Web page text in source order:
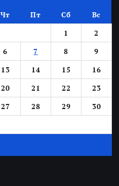
Чт Пт Сб
Вс
1
2
6 7 8
9
13 14 15
16
20 21 22
23
27 28 29
30